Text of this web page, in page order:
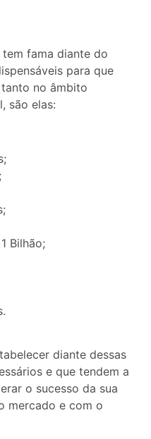
fama diante do
para que
no âmbito
são elas:
Bilhão;
diante dessas
e que tendem a
o sucesso da sua
mercado e com o